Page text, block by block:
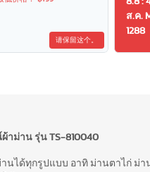
请保留这个。
ส.ค.
1288
าม่าน รุ่น TS-810040
านได้ทุกรูปแบบ อาทิ ม่านตาไก่ ม่